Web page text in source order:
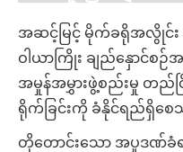
အဆင့်မြင့် မိုက်ခရိုအလွိုင်း
ဝါယာကြိုး ချည်နှောင်စ
အမှုန်အမွှားဖွဲ့စည်းမှု တည်ငြိ
ရိုက်ခြင်းကို ခံနိုင်ရည်ရှိစေ
တိုတောင်းသော အပူဒဏ်ခံရ